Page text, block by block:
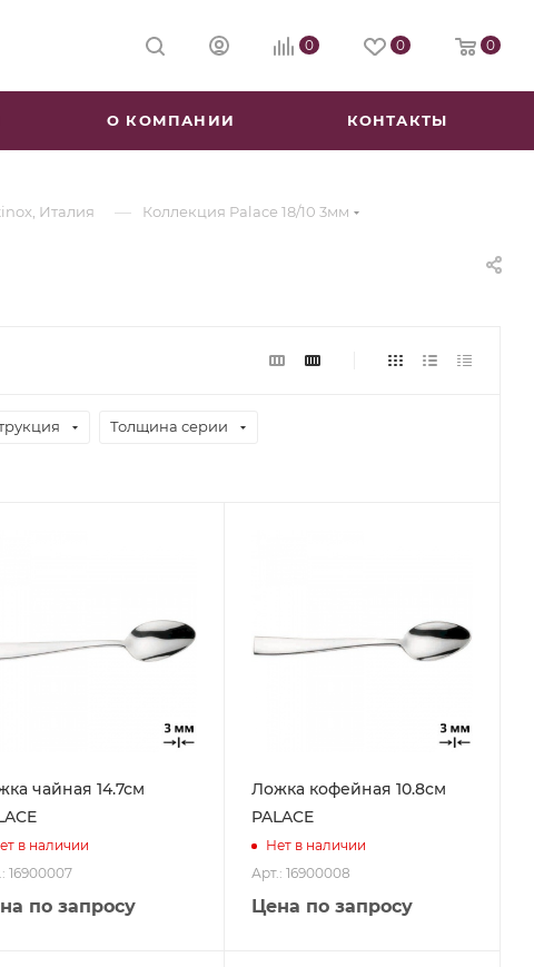
0 0 0
О КОМПАНИИ КОНТАКТЫ
Италия — Коллекция Palace 18/10 3мм
Толщина серии
чайная 14.7см
в наличии
16900007
по запросу
Ложка кофейная 10.8см
PALACE
Нет в наличии
Арт.: 16900008
Цена по запросу